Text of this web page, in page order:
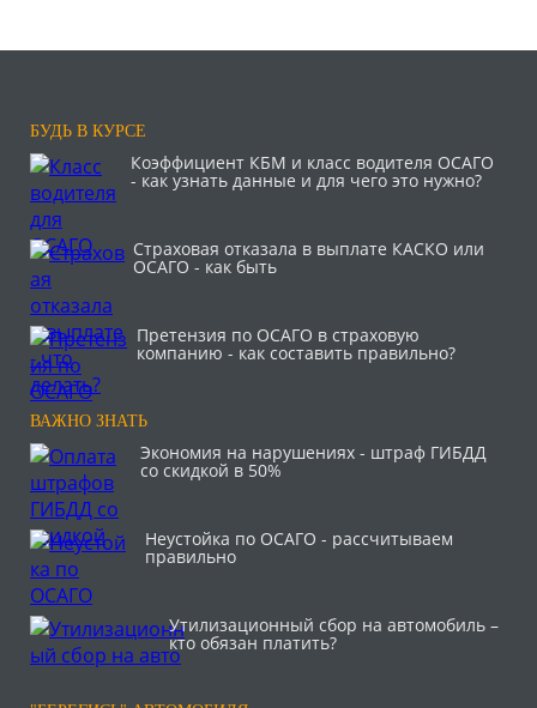
БУДЬ В КУРСЕ
Коэффициент КБМ и класс водителя ОСАГО
- как узнать данные и для чего это нужно?
Страховая отказала в выплате КАСКО или
ОСАГО - как быть
Претензия по ОСАГО в страховую
компанию - как составить правильно?
ВАЖНО ЗНАТЬ
Экономия на нарушениях - штраф ГИБДД
со скидкой в 50%
Неустойка по ОСАГО - рассчитываем
правильно
Утилизационный сбор на автомобиль –
кто обязан платить?